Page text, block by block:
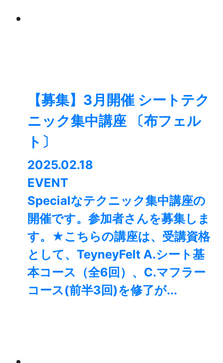
【募集】3月開催 シートテク
ニック集中講座 〔布フェル
ト〕
2025.02.18
EVENT
Specialなテクニック集中講座の
開催です。参加者さんを募集しま
す。★こちらの講座は、受講資格
として、TeyneyFelt A.シート基
本コース（全6回）、C.マフラー
コース(前半3回)を修了が...